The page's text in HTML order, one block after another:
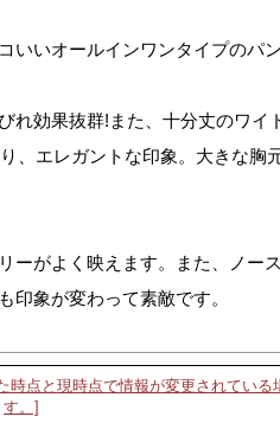
いオールインワンタイプのパン
れ効果抜群!また、十分丈のワイ
、エレガントな印象。大きな胸
ーがよく映えます。また、ノー
印象が変わって素敵です。